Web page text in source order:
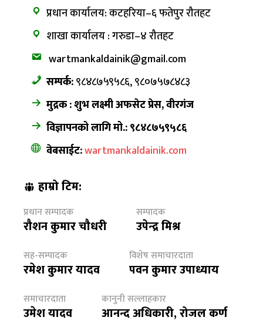
प्रधान कार्यालय: कटहरिया–६ फतेपुर रौतहट
शाखा कार्यालय : गरुडा–४ रौतहट
wartmankaldainik@gmail.com
सम्पर्क:९८४८७५९५८६, ९८०७५७८४८३
मुद्रक : शुभ लक्ष्मी अफसेट प्रेस, वीरगंज
विज्ञापनको लागि मो.: ९८४८७५९५८६
वेबसाईट:wartmankaldainik.com
हाम्रो टिम:
प्रधान सम्पादक
रौशन कुमार चौधरी
सम्पादक
उपेन्द्र मिश्र
सह-सम्पादक
रमेश कुमार यादव
विशेष समाचारदाता
पवन कुमार उपाध्याय
समाचारदाता
उमेश यादव
कानुनी सल्लाहकार
आनन्द अधिकारी, रोजल कर्ण